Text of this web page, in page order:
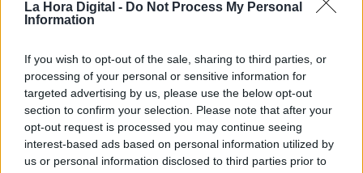
La Hora Digital - Do Not Process My Personal
Information
If you wish to opt-out of the sale, sharing to third parties, or
processing of your personal or sensitive information for
targeted advertising by us, please use the below opt-out
section to confirm your selection. Please note that after your
opt-out request is processed you may continue seeing
interest-based ads based on personal information utilized by
us or personal information disclosed to third parties prior to